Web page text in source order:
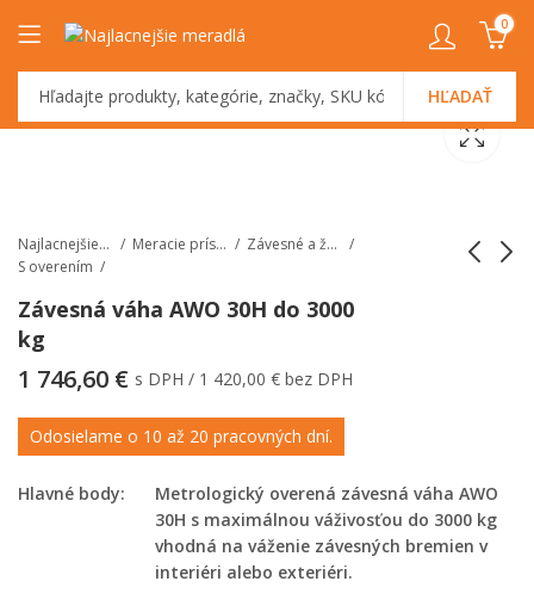
0
HĽADAŤ
Najlacnejšiemeradlá.sk Meracie prístroje
Závesné a žeriavové váhy
S overením
Závesná váha AWO 30H do 3000
kg
1 746,60 € s DPH / 1 420,00 € bez DPH
Odosielame o 10 až 20 pracovných dní.
Hlavné body:
Metrologický overená závesná váha AWO
30H s maximálnou váživosťou do 3000 kg
vhodná na váženie závesných bremien v
interiéri alebo exteriéri.